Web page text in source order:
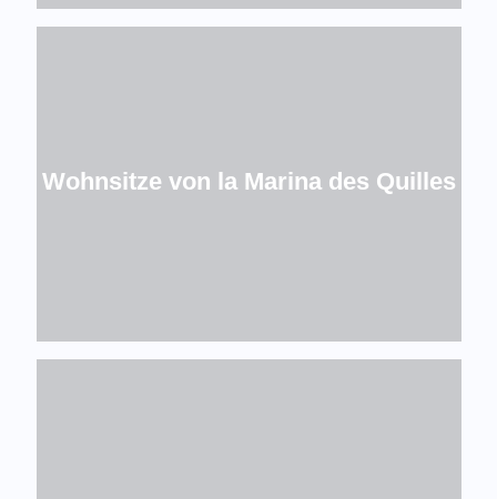
Wohnsitze von la Marina des Quilles